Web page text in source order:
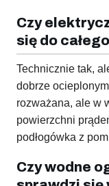
Czy
się do
Technicznie tak,
dobrze
rozważana, ale w
powierzchni
podłogówka z
Czy wodne